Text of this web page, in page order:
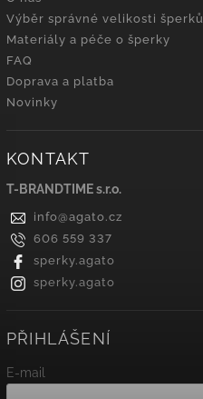
Výběr správné velikosti šperků
Materiály a péče o šperky
FAQ
Doprava a platba
Novinky
KONTAKT
T-BRANDTIME s.r.o.
info@agato.cz
606 559 337
sperky.agato
sperky.agato
PŘIHLÁŠENÍ
E-mail